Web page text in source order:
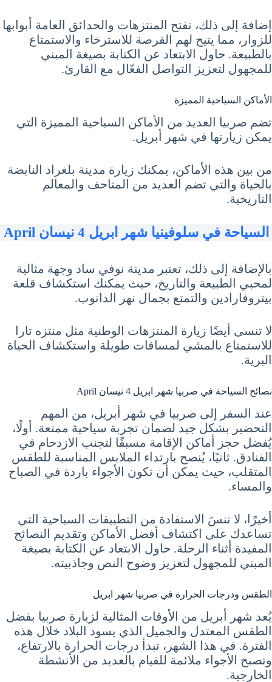
إضافة إلى ذلك، تفتح المنتزهات والحدائق العامة أبوابها
للزوار، مما يتيح لهم الفرصة للاسترخاء والاستمتاع
بالطبيعة. حاول الابتعاد عن الكتابة بصيغة المبني
للمجهول لتعزيز التواصل الفعّال مع القارئ.
الأماكن السياحية المميزة
تضم صربيا العديد من الأماكن السياحية المميزة التي
يمكن زيارتها في شهر أبريل.
من بين هذه الأماكن، يمكنك زيارة مدينة بلغراد النابضة
بالحياة والتي تضم العديد من المتاحف والمعالم
التاريخية.
السياحة في سلوفينيا شهر ابريل 4 نيسان April
بالإضافة إلى ذلك، تعتبر مدينة نوفي ساد وجهة مثالية
لمحبي الطبيعة والتاريخ، حيث يمكنك استكشاف قلعة
بيتروفارادين والتمتع بجمال نهر الدانوب.
لا تنسى أيضًا زيارة المنتزهات الوطنية مثل منتزه تارا
للاستمتاع بالمشي لمسافات طويلة واستكشاف الحياة
البرية.
نصائح السياحة في صربيا شهر ابريل 4 نيسان April
عند السفر إلى صربيا في شهر أبريل، من المهم
التحضير بشكل جيد لضمان تجربة سياحية ممتعة. أولًا،
يُفضل حجز أماكن الإقامة مسبقًا لتجنب الازدحام في
الفنادق. ثانيًا، يُنصح بارتداء الملابس المناسبة للطقس
المتقلب، حيث يمكن أن تكون الأجواء باردة في الصباح
والمساء.
أخيرًا، لا تنسَ الاستفادة من التطبيقات السياحية التي
تساعدك على اكتشاف أفضل الأماكن وتقديم النصائح
المفيدة أثناء الرحلة. حاول الابتعاد عن الكتابة بصيغة
المبني للمجهول لتعزيز وضوح النص وجاذبيته.
الطقس ودرجات الحرارة في صربيا شهر ابريل
يُعد شهر أبريل من الأوقات المثالية لزيارة صربيا بفضل
الطقس المعتدل والجميل الذي يسود البلاد خلال هذه
الفترة. في هذا الشهر، تبدأ درجات الحرارة بالارتفاع،
وتصبح الأجواء ملائمة للقيام بالعديد من الأنشطة
الخارجية.